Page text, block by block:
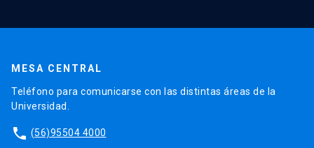
MESA CENTRAL
Teléfono para comunicarse con las distintas áreas de la
Universidad.
phone (56)95504 4000